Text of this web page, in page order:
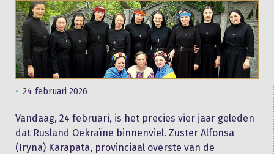
24 februari 2026
Vandaag, 24 februari, is het precies vier jaar geleden
dat Rusland Oekraïne binnenviel. Zuster Alfonsa
(Iryna) Karapata, provinciaal overste van de